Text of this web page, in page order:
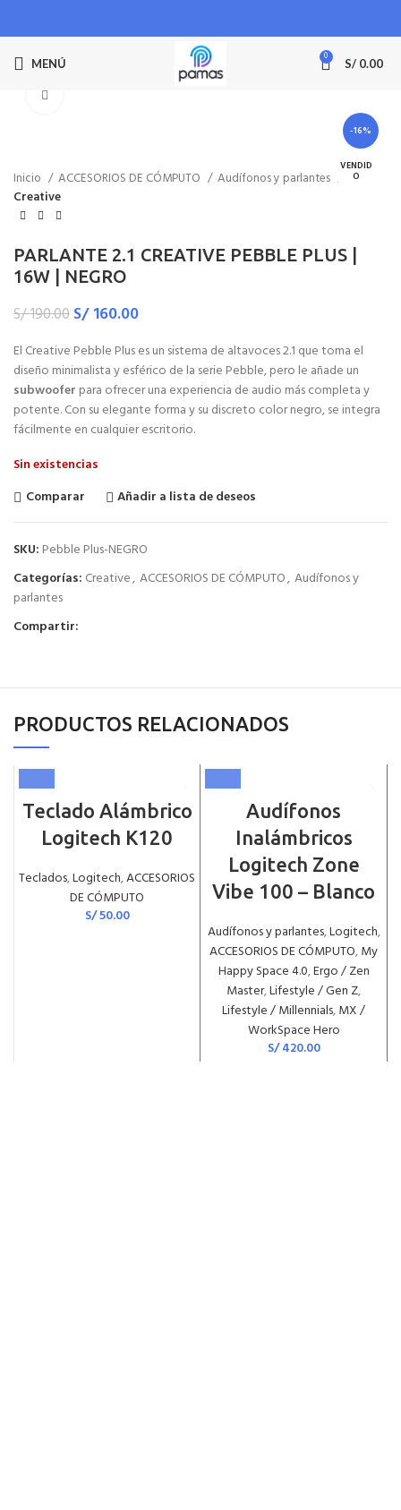
MENÚ 0 S/ 0.00
-16%
VENDID
O
Inicio ACCESORIOS DE CÓMPUTO
Audífonos y parlantes
Creative
PARLANTE 2.1 CREATIVE PEBBLE PLUS |
16W | NEGRO
S/190.00S/160.00
El Creative Pebble Plus es un sistema de altavoces 2.1 que toma el
diseño minimalista y esférico de la serie Pebble, pero le añade un
subwoofer para ofrecer una experiencia de audio más completa y
potente. Con su elegante forma y su discreto color negro, se integra
fácilmente en cualquier escritorio.
Sin existencias
Comparar
Añadir a lista de deseos
SKU: Pebble Plus-NEGRO
Categorías: Creative, ACCESORIOS DE CÓMPUTO, Audífonos y
parlantes
Compartir:
PRODUCTOS RELACIONADOS
Teclado Alámbrico
Logitech K120
Teclados,Logitech,ACCESORIOS
DE CÓMPUTO
S/50.00
Audífonos
Inalámbricos
Logitech Zone
Vibe 100 – Blanco
Audífonos y parlantes,Logitech,
ACCESORIOS DE CÓMPUTO,My
Happy Space 4.0,Ergo / Zen
Master,Lifestyle / Gen Z,
Lifestyle / Millennials,MX /
WorkSpace Hero
S/420.00